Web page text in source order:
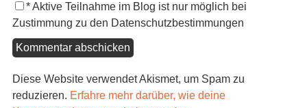
*Aktive Teilnahme im Blog ist nur möglich bei
Zustimmung zu den Datenschutzbestimmungen
Diese Website verwendet Akismet, um Spam zu
reduzieren. Erfahre mehr darüber, wie deine